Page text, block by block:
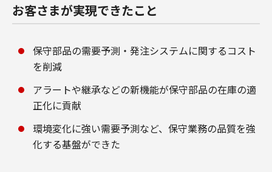
お客さまが実現できたこと
保守部品の需要予測・発注システムに関するコスト
を削減
アラートや継承などの新機能が保守部品の在庫の適
正化に貢献
環境変化に強い需要予測など、保守業務の品質を強
化する基盤ができた